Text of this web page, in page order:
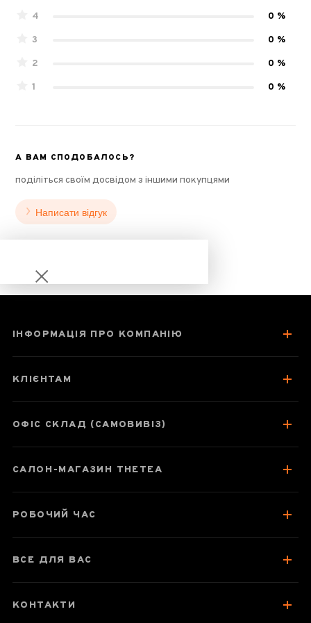
4
0 %
3
0 %
2
0 %
1
0 %
А ВАМ СПОДОБАЛОСЬ?
поділіться своїм досвідом з іншими покупцями
Написати відгук
Дянь Хун Да
Топовий червоний чай - варто
ІНФОРМАЦІЯ ПРО КОМПАНІЮ
КЛІЄНТАМ
ОФІС СКЛАД (САМОВИВІЗ)
САЛОН-МАГАЗИН THETEA
РОБОЧИЙ ЧАС
ВСЕ ДЛЯ ВАС
КОНТАКТИ